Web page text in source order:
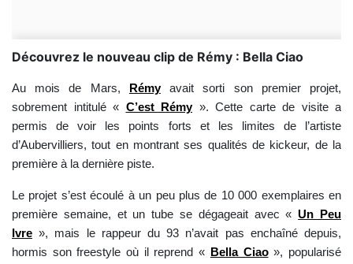
Découvrez le nouveau clip de Rémy : Bella Ciao
Au mois de Mars, Rémy
avait sorti son premier projet,
sobrement intitulé « C’est Rémy». Cette carte de visite a
permis de voir les points forts et les limites de l’artiste
d’Aubervilliers, tout en montrant ses qualités de kickeur, de la
première à la dernière piste.
Le projet s’est écoulé à un peu plus de 10 000 exemplaires en
première semaine, et un tube se dégageait avec «Un Peu
Ivre », mais le rappeur du 93 n’avait pas enchaîné depuis,
hormis son freestyle où il reprend «
Bella Ciao», popularisé